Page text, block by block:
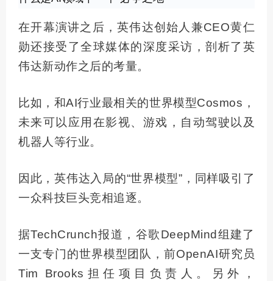
在开幕演讲之后，英伟达创始人兼CEO黄仁
勋还接受了全球媒体的深度采访，剖析了英
伟达新动作之后的考量。
比如，和AI行业最相关的世界模型Cosmos，
未来可以应用在影视、游戏，自动驾驶以及
机器人等行业。
因此，英伟达入局的“世界模型”，同样吸引了
一众科技巨头竞相追逐。
据TechCrunch报道，谷歌DeepMind组建了
一支专门的世界模型团队，前OpenAI研究员
Tim Brooks担任项目负责人。另外，